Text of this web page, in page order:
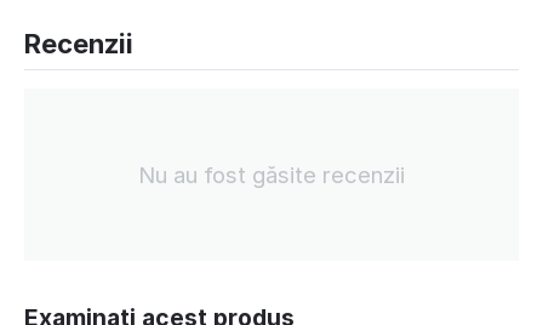
Recenzii
Nu au fost găsite recenzii
Examinați acest produs